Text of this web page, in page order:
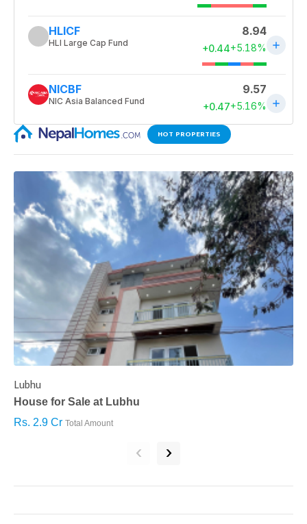
HOT PROPERTIES
Lubhu
House for Sale at Lubhu
Rs. 2.9 Cr Total Amount
‹ ›